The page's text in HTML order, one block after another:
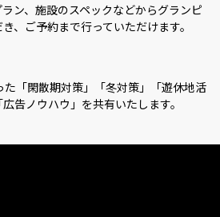
ン、施設のスペックなどからグランピ
、ご予約まで行っていただけます。
た「閑散期対策」「冬対策」「遊休地活
告ノウハウ」を共有いたします。